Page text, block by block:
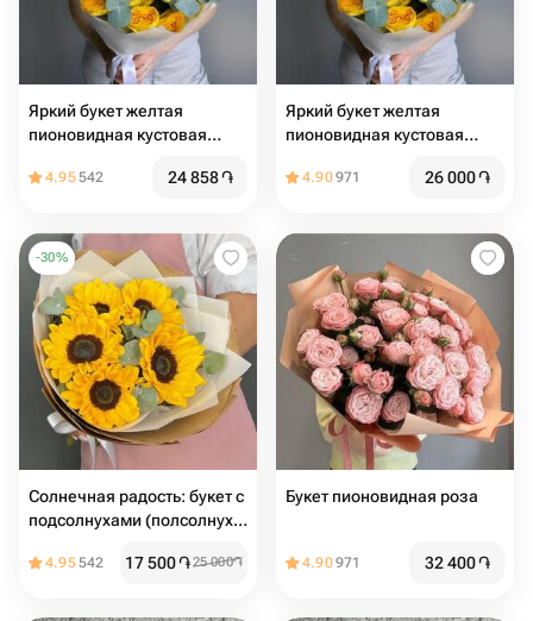
Яркий букет желтая
пионовидная кустовая
4.95542 24 858֏
Яркий букет желтая
пионовидная кустовая
4.90971 26 000֏
-30%
Солнечная радость: букет с
подсолнухами (полсолнух ,
4.95542 17 500֏25 000֏
Букет пионовидная роза
4.90971 32 400֏